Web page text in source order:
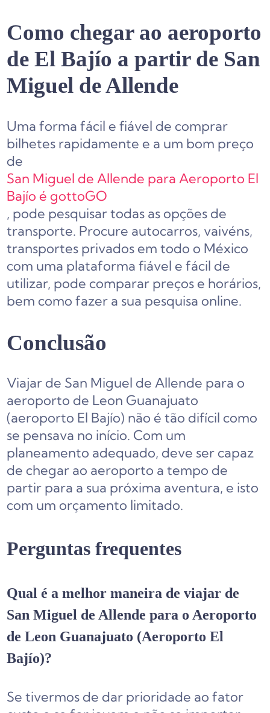
Como chegar ao aeroporto
de El Bajío a partir de San
Miguel de Allende
Uma forma fácil e fiável de comprar
bilhetes rapidamente e a um bom preço
de
San Miguel de Allende para Aeroporto El
Bajío é gottoGO
, pode pesquisar todas as opções de
transporte. Procure autocarros, vaivéns,
transportes privados em todo o México
com uma plataforma fiável e fácil de
utilizar, pode comparar preços e horários,
bem como fazer a sua pesquisa online.
Conclusão
Viajar de San Miguel de Allende para o
aeroporto de Leon Guanajuato
(aeroporto El Bajío) não é tão difícil como
se pensava no início. Com um
planeamento adequado, deve ser capaz
de chegar ao aeroporto a tempo de
partir para a sua próxima aventura, e isto
com um orçamento limitado.
Perguntas frequentes
Qual é a melhor maneira de viajar de
San Miguel de Allende para o Aeroporto
de Leon Guanajuato (Aeroporto El
Bajío)?
Se tivermos de dar prioridade ao fator